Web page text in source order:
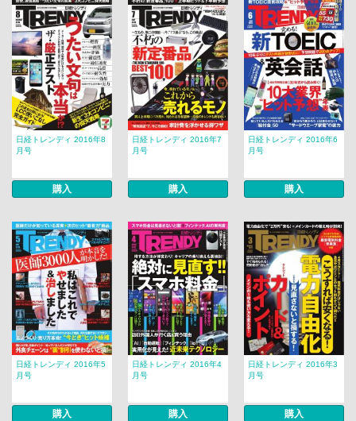
日経トレンディ 2016年8
月号
購入
日経トレンディ 2016年7
月号
購入
日経トレンディ 2016年6
月号
購入
日経トレンディ 2016年5
月号
購入
日経トレンディ 2016年4
月号
購入
日経トレンディ 2016年3
月号
購入